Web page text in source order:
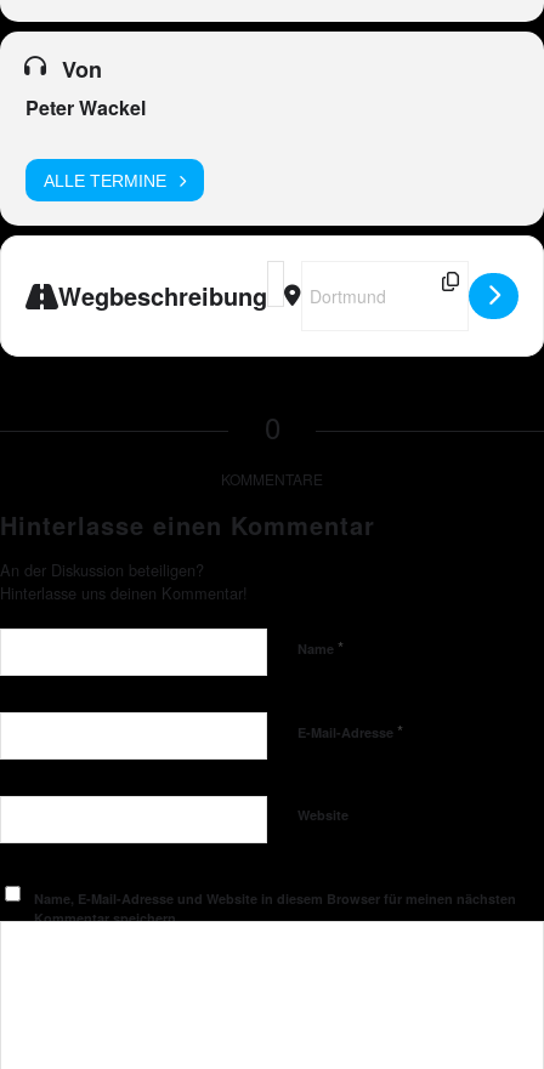
Von
Peter Wackel
ALLE TERMINE
Wegbeschreibung
Address - Peter Wackel LIVE in
Destination Address - Peter
0
KOMMENTARE
Hinterlasse einen Kommentar
An der Diskussion beteiligen?
Hinterlasse uns deinen Kommentar!
Name *
E-Mail-Adresse *
Website
Name, E-Mail-Adresse und Website in diesem Browser für meinen nächsten
Kommentar speichern.